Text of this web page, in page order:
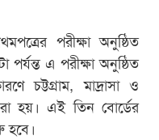
পরীক্ষা অনুষ্ঠিত
এ পরীক্ষা অনুষ্ঠিত
চট্টগ্রাম, মাদ্রাসা ও
হয়। এই তিন বোর্ডের
হবে।